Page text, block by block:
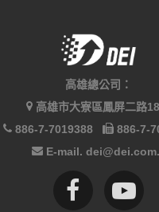
高雄總公司：
高雄市大寮區鳳屏二路
886-7-7019388
886-7-
E-mail.